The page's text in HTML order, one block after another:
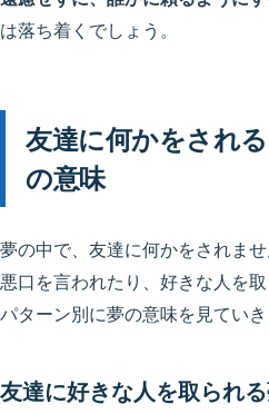
は落ち着くでしょう。
友達に何かをされ
の意味
夢の中で、友達に何かをされま
悪口を言われたり、好きな人を
パターン別に夢の意味を見ていき
友達に好きな人を取られ